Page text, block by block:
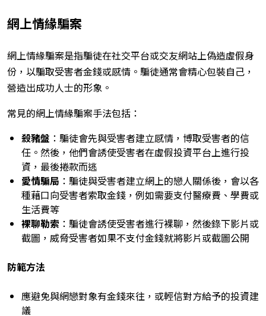
網上情緣騙案
網上情緣騙案是指騙徒在社交平台或交友網站上偽造虛假身
份，以騙取受害者金錢或感情。騙徒通常會精心包裝自己，
營造出成功人士的形象。
常見的網上情緣騙案手法包括：
殺豬盤 ：騙徒會先與受害者建立感情，博取受害者的信
任。然後，他們會誘使受害者在虛假投資平台上進行投
資，最後捲款而逃
愛情騙局 ：騙徒與受害者建立網上的戀人關係後，會以各
種藉口向受害者索取金錢，例如需要支付醫療費、學費或
生活費等
裸聊勒索 ：騙徒會誘使受害者進行裸聊，然後錄下影片或
截圖，威脅受害者如果不支付金錢就將影片或截圖公開
防範方法
應避免與網戀對象有金錢來往，或輕信對方給予的投資建
議